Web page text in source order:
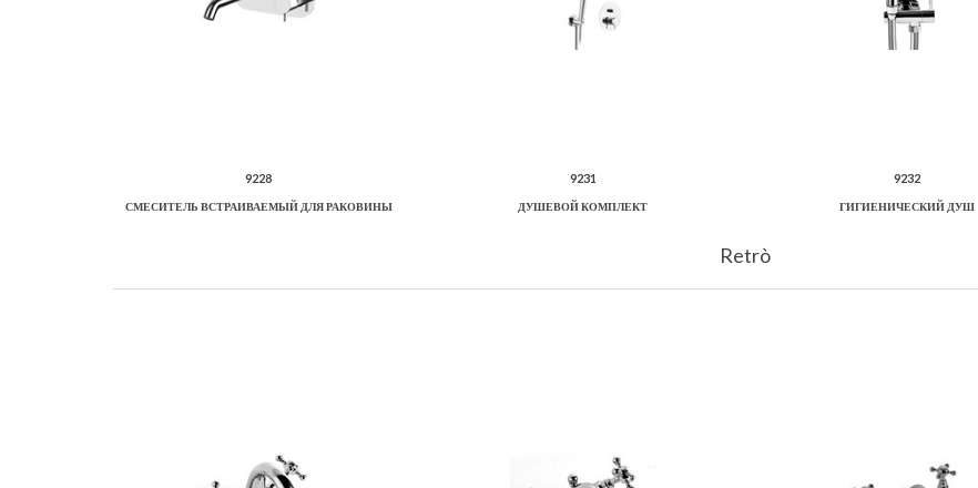
9228
СМЕСИТЕЛЬ ВСТРАИВАЕМЫЙ ДЛЯ РАКОВИНЫ
9231
ДУШЕВОЙ КОМПЛЕКТ
9232
ГИГИЕНИЧЕСКИЙ ДУШ
Retrò